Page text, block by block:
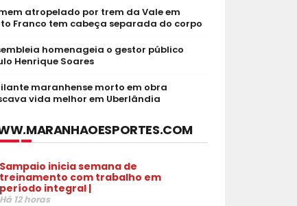
atropelado por trem da Vale em
Franco tem cabeça separada do corpo
homenageia o gestor público
Henrique Soares
maranhense morto em obra
vida melhor em Uberlândia
Sampaio inicia semana de
treinamento com trabalho em
período integral |
Há 12 horas